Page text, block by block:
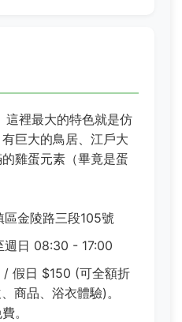
這裡最大的特色就是仿
巨大的鳥居、江戶大
雞蛋元素（畢竟是蛋
區金陵路三段105號
週日 08:30 - 17:00
/ 假日 $150 (可全額折
商品、浴衣體驗)。
。